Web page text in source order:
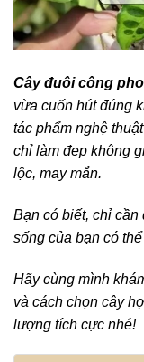
Cây đuôi công
vừa cuốn hút đúng
tác phẩm nghệ
chỉ làm đẹp không
lộc, may mắn.
Bạn có biết, chỉ cần
sống của bạn có
Hãy cùng mình
và cách chọn cây
lượng tích cực nhé!